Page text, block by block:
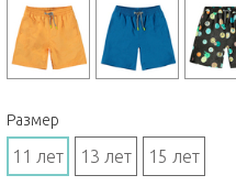
Размер
11 лет 13 лет 15 лет